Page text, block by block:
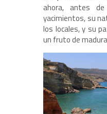
ahora, antes
yacimientos, su
los locales, y su
un fruto de